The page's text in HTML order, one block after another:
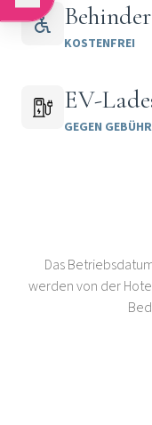
KOSTENFREI
EV-
GEGEN GEBÜHR
Das
werden von der